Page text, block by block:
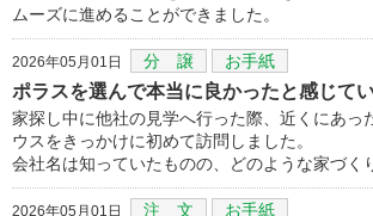
ムーズに進めることができました。
2026年05月01日 分 譲 お手紙
ポラスを選んで本当に良かったと感じて
家探し中に他社の見学へ行った際、近くにあっ
ウスをきっかけに初めて訪問しました。
会社名は知っていたものの、どのような家づく
2026年05月01日 注 文 お手紙